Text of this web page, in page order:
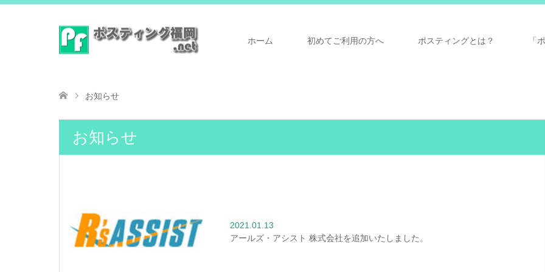
ホーム 初めてご利用の方へ ポスティングとは？ 「
お知らせ
お知らせ
2021.01.13
アールズ・アシスト 株式会社を追加いたしました。